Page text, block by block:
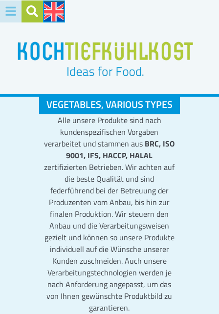
VEGETABLES, VARIOUS TYPES
Alle unsere Produkte sind nach
kundenspezifischen Vorgaben
verarbeitet und stammen aus BRC, ISO
9001, IFS, HACCP, HALAL
zertifizierten Betrieben. Wir achten auf
die beste Qualität und sind
federführend bei der Betreuung der
Produzenten vom Anbau, bis hin zur
finalen Produktion. Wir steuern den
Anbau und die Verarbeitungsweisen
gezielt und können so unsere Produkte
individuell auf die Wünsche unserer
Kunden zuschneiden. Auch unsere
Verarbeitungstechnologien werden je
nach Anforderung angepasst, um das
von Ihnen gewünschte Produktbild zu
garantieren.